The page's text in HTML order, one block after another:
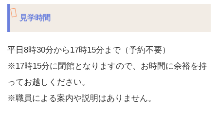
見学時間
平日8時30分から17時15分まで（予約不要）
※17時15分に閉館となりますので、お時間に余裕を持
ってお越しください。
※職員による案内や説明はありません。